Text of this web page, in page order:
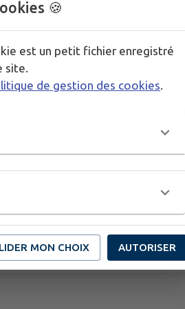
🍪
est un petit fichier enregistré
site.
de gestion des cookies.
MON CHOIX AUTORISER